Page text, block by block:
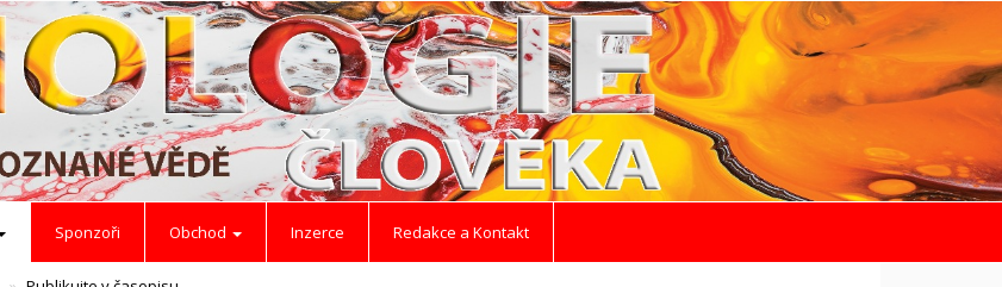
Sponzoři Obchod Inzerce Redakce a Kontakt